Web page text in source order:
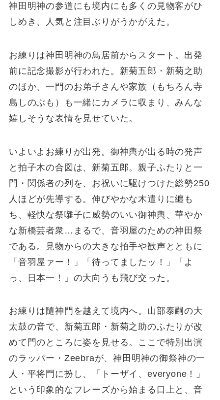
神田明神の参道にも境内にも多くの見物客がひ
しめき、人気と注目ぶりがうかがえた。
お練りは神田明神の鳥居前からスタート。出発
前に記念撮影が行われた。新菊五郎・新菊之助
のほか、一門のお弟子さんや家族（もちろん寺
島しのぶも）も一緒にカメラに収まり、みんな
嬉しそうな表情を見せていた。
いよいよお練りが出発。御神輿が出る時の発声
と拍子木の合図は、新菊五郎。親子ふたりと一
門・関係者の列を、お祝いに駆けつけた総勢250
人ほどが先導する。伸びやかな木遣りに纏も
ち、軽快な祭囃子に威勢のいい御神輿、華やか
な新橋芸者衆…まるで、音羽屋のための神田祭
である。見物からの大きな拍手や歓声とともに
「音羽屋ァー！」「待ってましたッ！」「よ
っ、日本一！」の大向うも飛び交った。
お練りは隨神門を越えて境内へ。山部泰嗣の大
太鼓の音で、新菊五郎・新菊之助のふたりが改
めて門のところに姿を見せる。ここで特別出演
のラッパー・Zeebraが、神田明神の御祭神の一
人・平将門に扮し、「トーザイ、everyone！」
という印象的なフレーズから始まる口上と、音